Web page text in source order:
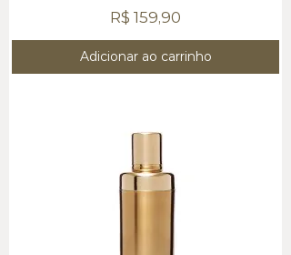
Preço
R$ 159,90
Adicionar ao carrinho